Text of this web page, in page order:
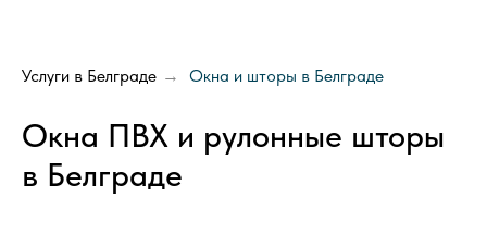
Услуги в Белграде → Окна и шторы в Белграде
Окна ПВХ и рулонные шторы
в Белграде